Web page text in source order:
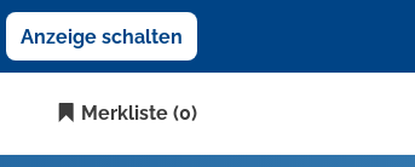
Anzeige schalten
Merkliste (0)